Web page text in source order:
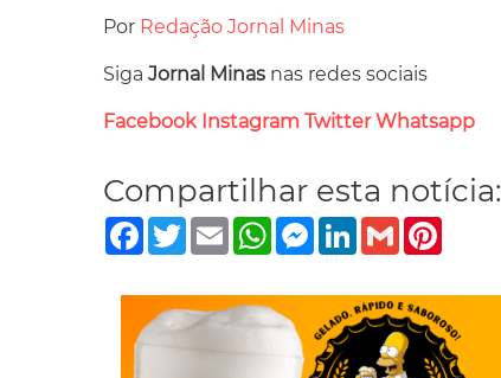
Por Redação Jornal Minas
Siga Jornal Minas nas redes sociais
Facebook Instagram Twitter Whatsapp
Compartilhar esta notícia:
Facebook
TwitterEmailWhatsApp
Messenger
LinkedIn
Gmail